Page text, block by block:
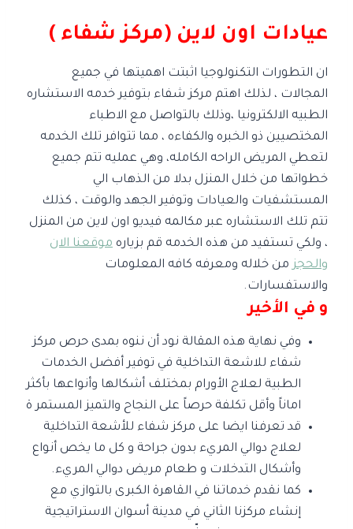
عيادات اون لاين (مركز شفاء )
ان التطورات التكنولوجيا اثبتت اهميتها في جميع
المجالات ، لذلك اهتم مركز شفاء بتوفير خدمه الاستشاره
الطبيه الالكترونيا ،وذلك بالتواصل مع الاطباء
المختصيين ذو الخبره والكفاءه ، مما تتوافر تلك الخدمه
لتعطي المريض الراحه الكامله، وهي عمليه تتم جميع
خطواتها من خلال المنزل بدلا من الذهاب الي
المستشفيات والعيادات وتوفير الجهد والوقت ، كذلك
تتم تلك الاستشاره عبر مكالمه فيديو اون لاين من المنزل
، ولكي تستفيد من هذه الخدمه قم بزياره موقعنا الان
والحجز من خلاله ومعرفه كافه المعلومات
والاستفسارات.
و في الأخير
وفي نهاية هذه المقالة نود أن ننوه بمدى حرص مركز
شفاء للاشعة التداخلية في توفير أفضل الخدمات
الطبية لعلاج الأورام بمختلف أشكالها وأنواعها بأكثر
اماناً وأقل تكلفة حرصاً على النجاح والتميز المستمر ة
قد تعرفنا ايضا على مركز شفاء للأشعة التداخلية
لعلاج دوالي المريء بدون جراحة و كل ما يخص أنواع
وأشكال التدخلات و طعام مريض دوالي المريء.
كما نقدم خدماتنا في القاهرة الكبرى بالتوازي مع
إنشاء مركزنا الثاني في مدينة أسوان الاستراتيجية